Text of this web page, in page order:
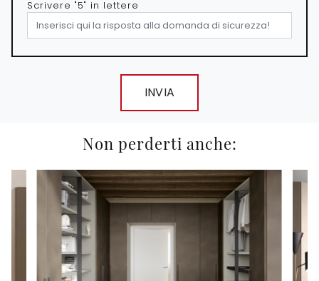
Scrivere "5" in lettere
INVIA
Non perderti anche: